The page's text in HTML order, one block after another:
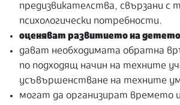
предизвикателства, свързани с
психологически потребности.
оценяват развитието на
дават необходимата обратна
по подходящ начин на техните
усъвършенстване на техните
могат да организират времето